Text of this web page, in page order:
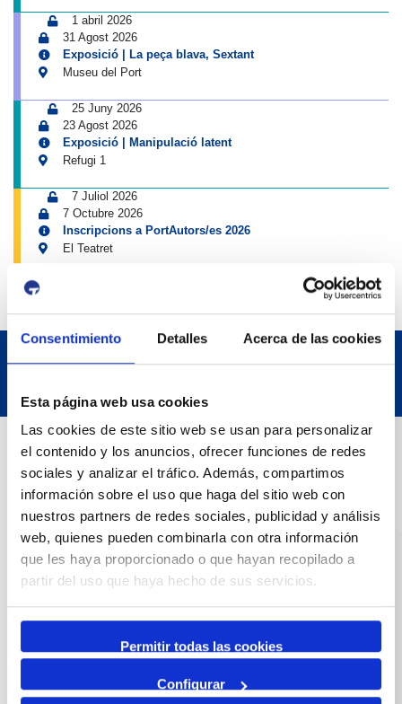
Consentimiento Detalles Acerca de las cookies
Esta página web usa cookies
Las cookies de este sitio web se usan para personalizar
el contenido y los anuncios, ofrecer funciones de redes
sociales y analizar el tráfico. Además, compartimos
información sobre el uso que haga del sitio web con
nuestros partners de redes sociales, publicidad y análisis
web, quienes pueden combinarla con otra información
que les haya proporcionado o que hayan recopilado a
partir del uso que haya hecho de sus servicios.
Permitir todas las cookies
Configurar
1 abril 2026
31 Agost 2026
Exposició | La peça blava, Sextant
Museu del Port
25 Juny 2026
23 Agost 2026
Exposició | Manipulació latent
Refugi 1
7 Juliol 2026
7 Octubre 2026
Inscripcions a PortAutors/es 2026
El Teatret
Dades de Contacte
Adreça
Passeig de l'Escullera s/n, 43004 Tarragona
Telèfon de contacte
Emergències